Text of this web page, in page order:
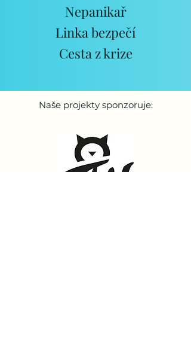
Nepanikař
Linka bezpečí
Cesta z krize
Naše projekty sponzoruje: